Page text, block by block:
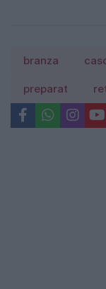
branza
preparat